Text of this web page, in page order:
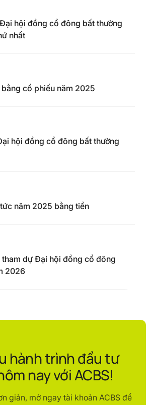
hội đồng cổ đông bất thường
nhất
cổ phiếu năm 2025
hội đồng cổ đông bất thường
năm 2025 bằng tiền
tham dự Đại hội đồng cổ đông
2026
hành trình đầu tư
nay với ACBS!
giản, mở ngay tài khoản ACBS để